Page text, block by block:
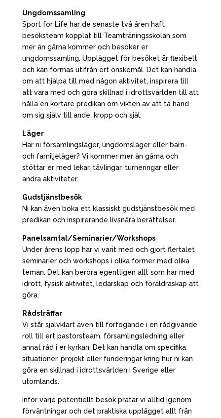
Ungdomssamling
Sport for Life har de senaste två åren haft
besöksteam kopplat till Teamträningsskolan som
mer än gärna kommer och besöker er
ungdomssamling. Upplägget för besöket är flexibelt
och kan formas utifrån ert önskemål. Det kan handla
om att hjälpa till med någon aktivitet, inspirera till
att vara med och göra skillnad i idrottsvärlden till att
hålla en kortare predikan om vikten av att ta hand
om sig själv till ande, kropp och själ.
Läger
Har ni församlingsläger, ungdomsläger eller barn-
och familjeläger? Vi kommer mer än gärna och
stöttar er med lekar, tävlingar, turneringar eller
andra aktiviteter.
Gudstjänstbesök
Ni kan även boka ett klassiskt gudstjänstbesök med
predikan och inspirerande livsnära berättelser.
Panelsamtal/Seminarier/Workshops
Under årens lopp har vi varit med och gjort flertalet
seminarier och workshops i olika former med olika
teman. Det kan beröra egentligen allt som har med
idrott, fysisk aktivitet, ledarskap och föräldraskap att
göra.
Rådsträffar
Vi står självklart även till förfogande i en rådgivande
roll till ert pastorsteam, församlingsledning eller
annat råd i er kyrkan. Det kan handla om specifika
situationer, projekt eller funderingar kring hur ni kan
göra en skillnad i idrottsvärlden i Sverige eller
utomlands.
Inför varje potentiellt besök pratar vi alltid igenom
förväntningar och det praktiska upplägget allt från